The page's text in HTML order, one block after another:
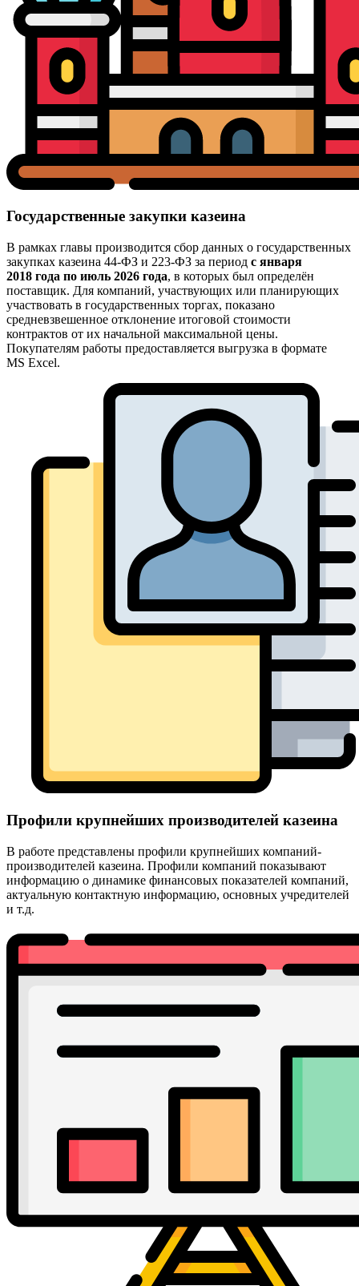
Государственные закупки казеина
В рамках главы производится сбор данных о государственных
закупках казеина 44-ФЗ и 223-ФЗ за период с января
2018 года по июль 2026 года, в которых был определён
поставщик. Для компаний, участвующих или планирующих
участвовать в государственных торгах, показано
средневзвешенное отклонение итоговой стоимости
контрактов от их начальной максимальной цены.
Покупателям работы предоставляется выгрузка в формате
MS Excel.
Профили крупнейших производителей казеина
В работе представлены профили крупнейших компаний-
производителей казеина. Профили компаний показывают
информацию о динамике финансовых показателей компаний,
актуальную контактную информацию, основных учредителей
и т.д.